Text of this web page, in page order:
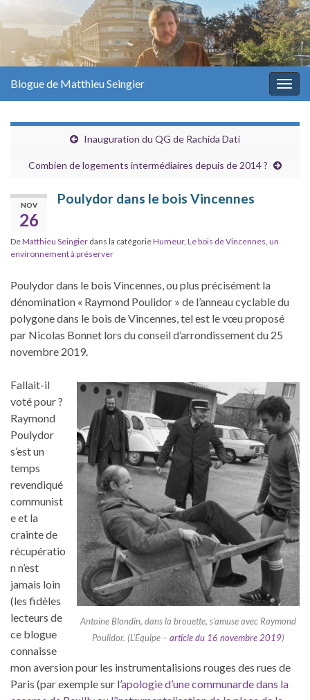
Blogue de Matthieu Seingier
Inauguration du QG de Rachida Dati
Combien de logements intermédiaires depuis de 2014 ?
NOV
26
Poulydor dans le bois Vincennes
DeMatthieu Seingier dans la catégorieHumeur, Le bois de Vincennes, un
environnement à préserver
Poulydor dans le bois Vincennes, ou plus précisément la
dénomination « Raymond Poulidor » de l’anneau cyclable du
polygone dans le bois de Vincennes, tel est le vœu proposé
par Nicolas Bonnet lors du conseil d’arrondissement du 25
novembre 2019.
Antoine Blondin, dans la brouette, s’amuse avec Raymond
Poulidor. (L’Equipe – article du 16 novembre 2019)
Fallait-il
voté pour ?
Raymond
Poulydor
s’est un
temps
revendiqué
communist
e et la
crainte de
récupératio
n n’est
jamais loin
(les fidèles
lecteurs de
ce blogue
connaisse
mon aversion pour les instrumentalisions rouges des rues de
Paris (par exemple sur l’apologie d’une communarde dans la